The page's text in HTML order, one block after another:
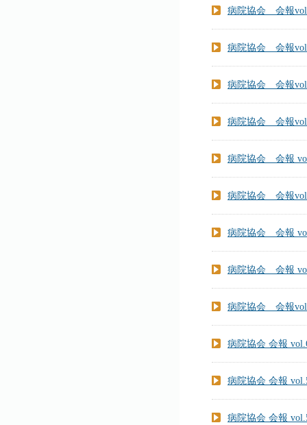
病院協会 会報
病院協会 会報
病院協会 会報
病院協会 会報
病院協会 会報
病院協会 会報
病院協会 会報
病院協会 会報
病院協会 会報
病院協会 会報
病院協会 会報
病院協会 会報